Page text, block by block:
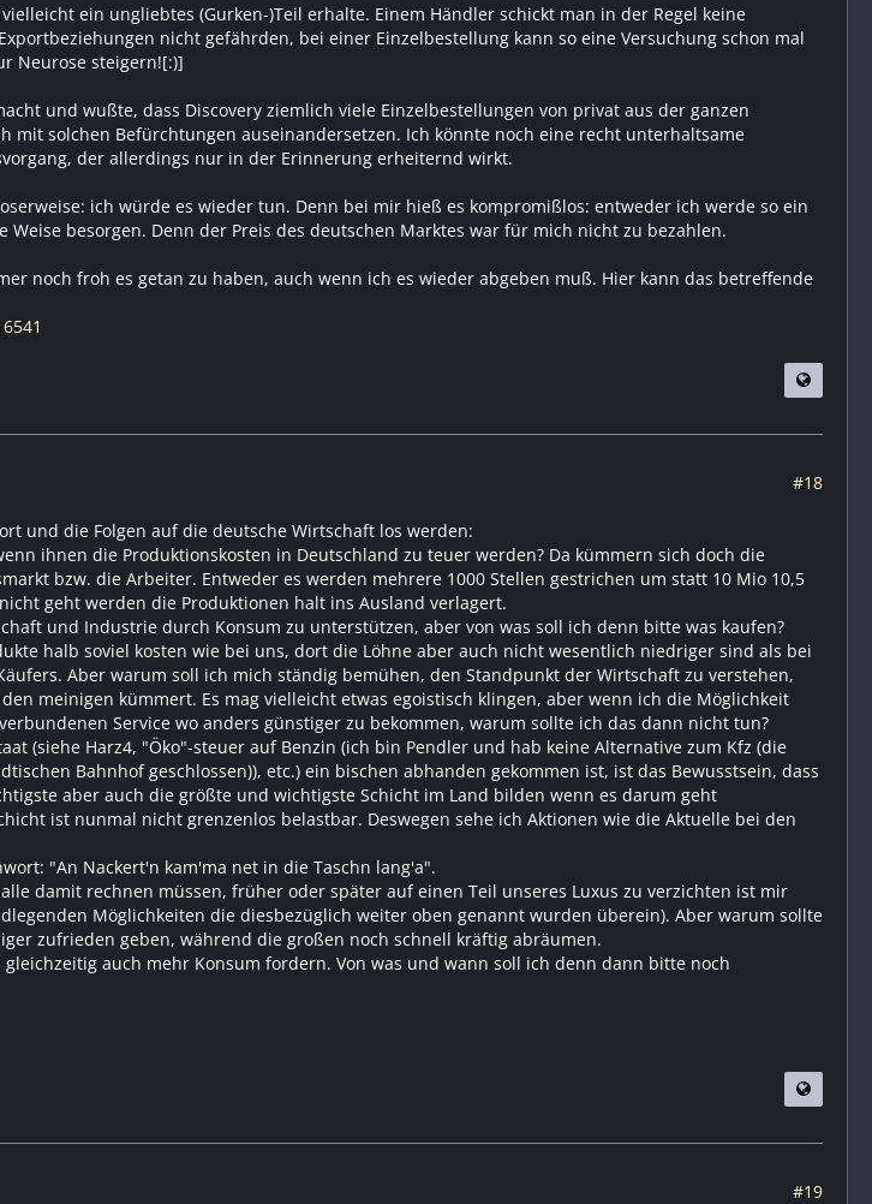
ein ungliebtes (Gurken-)Teil erhalte. Einem Händler schickt man in der Regel keine
nicht gefährden, bei einer Einzelbestellung kann so eine Versuchung schon mal
Neurose steigern![:)]
und wußte, dass Discovery ziemlich viele Einzelbestellungen von privat aus der ganzen
mit solchen Befürchtungen auseinandersetzen. Ich könnte noch eine recht unterhaltsame
der allerdings nur in der Erinnerung erheiternd wirkt.
ich würde es wieder tun. Denn bei mir hieß es kompromißlos: entweder ich werde so ein
Weise besorgen. Denn der Preis des deutschen Marktes war für mich nicht zu bezahlen.
noch froh es getan zu haben, auch wenn ich es wieder abgeben muß. Hier kann das betreffende
#18
und die Folgen auf die deutsche Wirtschaft los werden:
ihnen die Produktionskosten in Deutschland zu teuer werden? Da kümmern sich doch die
bzw. die Arbeiter. Entweder es werden mehrere 1000 Stellen gestrichen um statt 10 Mio 10,5
geht werden die Produktionen halt ins Ausland verlagert.
und Industrie durch Konsum zu unterstützen, aber von was soll ich denn bitte was kaufen?
halb soviel kosten wie bei uns, dort die Löhne aber auch nicht wesentlich niedriger sind als bei
Aber warum soll ich mich ständig bemühen, den Standpunkt der Wirtschaft zu verstehen,
meinigen kümmert. Es mag vielleicht etwas egoistisch klingen, aber wenn ich die Möglichkeit
Service wo anders günstiger zu bekommen, warum sollte ich das dann nicht tun?
(siehe Harz4, "Öko"-steuer auf Benzin (ich bin Pendler und hab keine Alternative zum Kfz (die
Bahnhof geschlossen)), etc.) ein bischen abhanden gekommen ist, ist das Bewusstsein, dass
aber auch die größte und wichtigste Schicht im Land bilden wenn es darum geht
ist nunmal nicht grenzenlos belastbar. Deswegen sehe ich Aktionen wie die Aktuelle bei den
"An Nackert'n kam'ma net in die Taschn lang'a".
damit rechnen müssen, früher oder später auf einen Teil unseres Luxus zu verzichten ist mir
Möglichkeiten die diesbezüglich weiter oben genannt wurden überein). Aber warum sollte
zufrieden geben, während die großen noch schnell kräftig abräumen.
auch mehr Konsum fordern. Von was und wann soll ich denn dann bitte noch
#19